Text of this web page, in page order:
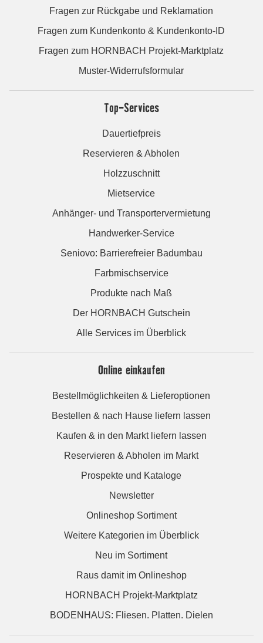
Fragen zur Rückgabe und Reklamation
Fragen zum Kundenkonto & Kundenkonto-ID
Fragen zum HORNBACH Projekt-Marktplatz
Muster-Widerrufsformular
Top-Services
Dauertiefpreis
Reservieren & Abholen
Holzzuschnitt
Mietservice
Anhänger- und Transportervermietung
Handwerker-Service
Seniovo: Barrierefreier Badumbau
Farbmischservice
Produkte nach Maß
Der HORNBACH Gutschein
Alle Services im Überblick
Online einkaufen
Bestellmöglichkeiten & Lieferoptionen
Bestellen & nach Hause liefern lassen
Kaufen & in den Markt liefern lassen
Reservieren & Abholen im Markt
Prospekte und Kataloge
Newsletter
Onlineshop Sortiment
Weitere Kategorien im Überblick
Neu im Sortiment
Raus damit im Onlineshop
HORNBACH Projekt-Marktplatz
BODENHAUS: Fliesen. Platten. Dielen